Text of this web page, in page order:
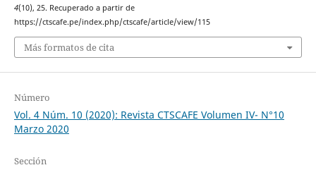
4(10), 25. Recuperado a partir de
https://ctscafe.pe/index.php/ctscafe/article/view/115
Más formatos de cita
Número
Vol. 4 Núm. 10 (2020): Revista CTSCAFE Volumen IV- N°10
Marzo 2020
Sección